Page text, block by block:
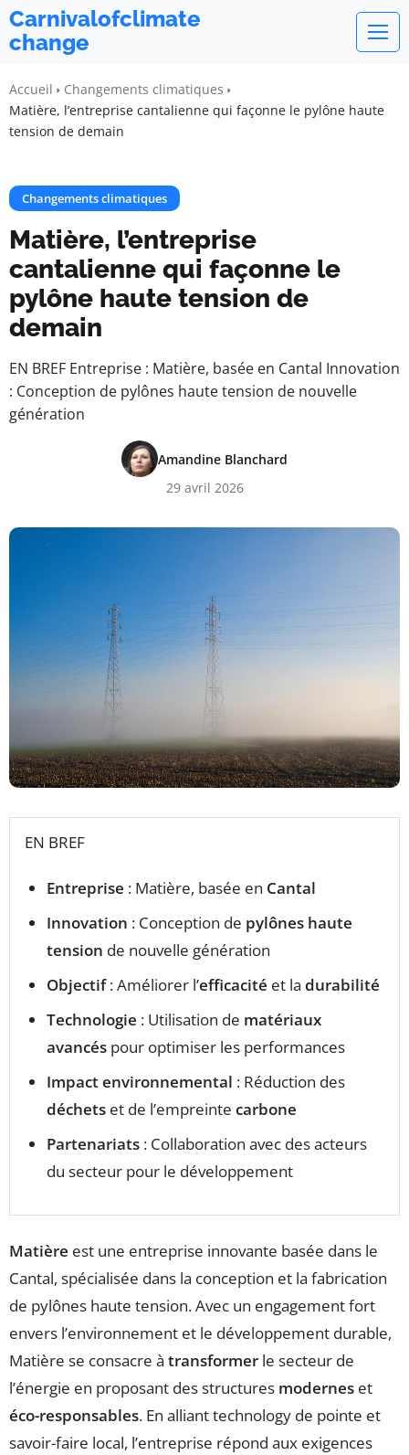
Carnivalofclimate
change
Accueil
Changements climatiques
Matière, l’entreprise cantalienne qui façonne le pylône haute
tension de demain
Changements climatiques
Matière, l’entreprise
cantalienne qui façonne le
pylône haute tension de
demain
EN BREF Entreprise : Matière, basée en Cantal Innovation
: Conception de pylônes haute tension de nouvelle
génération
Amandine Blanchard
29 avril 2026
EN BREF
Entreprise : Matière, basée en Cantal
Innovation : Conception de pylônes haute
tension de nouvelle génération
Objectif: Améliorer l’efficacité et la durabilité
Technologie : Utilisation de matériaux
avancés pour optimiser les performances
Impact environnemental : Réduction des
déchets et de l’empreinte carbone
Partenariats : Collaboration avec des acteurs
du secteur pour le développement
Matière est une entreprise innovante basée dans le
Cantal, spécialisée dans la conception et la fabrication
de pylônes haute tension. Avec un engagement fort
envers l’environnement et le développement durable,
Matière se consacre à transformer le secteur de
l’énergie en proposant des structures modernes et
éco-responsables. En alliant technology de pointe et
savoir-faire local, l’entreprise répond aux exigences